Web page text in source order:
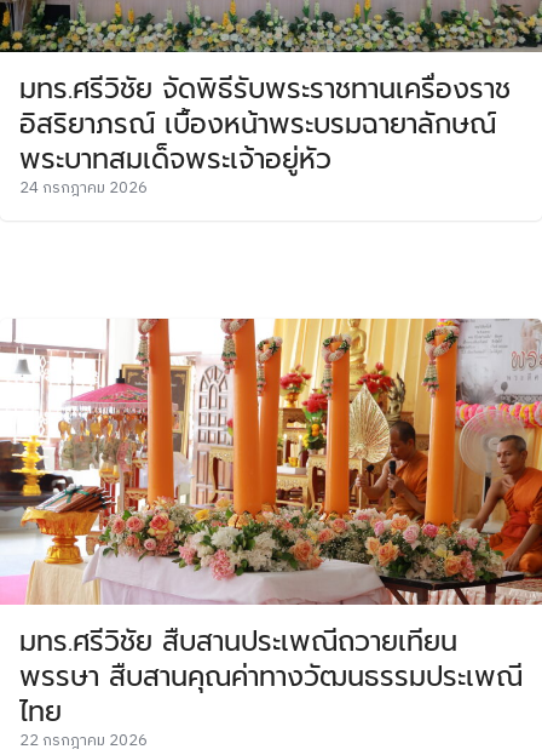
มทร.ศรีวิชัย จัดพิธีรับพระราชทานเครื่องราช
อิสริยาภรณ์ เบื้องหน้าพระบรมฉายาลักษณ์
พระบาทสมเด็จพระเจ้าอยู่หัว
24 กรกฎาคม 2026
มทร.ศรีวิชัย สืบสานประเพณีถวายเทียน
พรรษา สืบสานคุณค่าทางวัฒนธรรมประเพณี
ไทย
22 กรกฎาคม 2026